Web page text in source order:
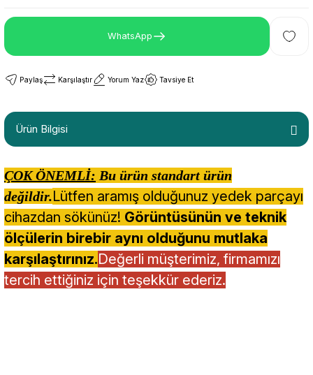
WhatsApp
Paylaş Karşılaştır Yorum Yaz Tavsiye Et
Ürün Bilgisi
ÇOK ÖNEMLİ: Bu ürün standart ürün
değildir.Lütfen aramış olduğunuz yedek parçayı
cihazdan sökünüz! Görüntüsünün ve teknik
ölçülerin birebir aynı olduğunu mutlaka
karşılaştırınız.Değerli müşterimiz, firmamızı
tercih ettiğiniz için teşekkür ederiz.